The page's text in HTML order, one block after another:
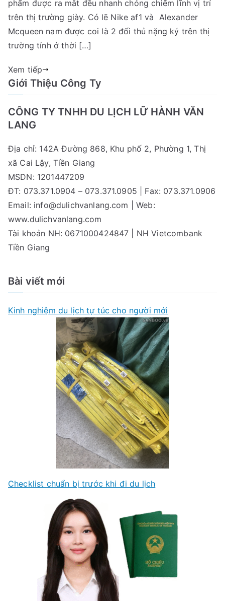
af1
giày
phẩm được ra mắt đều nhanh chóng chiếm lĩnh vị trí
trên thị trường giày. Có lẽ Nike af1 và Alexander
Mcqueen nam được coi là 2 đối thủ nặng ký trên thị
trường tính ở thời […]
Xem tiếp
Giới Thiệu Công Ty
CÔNG TY TNHH DU LỊCH LỮ HÀNH VĂN
LANG
Địa chỉ: 142A Đường 868, Khu phố 2, Phường 1, Thị
xã Cai Lậy, Tiền Giang
MSDN: 1201447209
ĐT: 073.371.0904 – 073.371.0905 | Fax: 073.371.0906
Email: info@dulichvanlang.com | Web:
www.dulichvanlang.com
Tài khoản NH: 0671000424847 | NH Vietcombank
Tiền Giang
Bài viết mới
Kinh nghiệm du lịch tự túc cho người mới
Checklist chuẩn bị trước khi đi du lịch